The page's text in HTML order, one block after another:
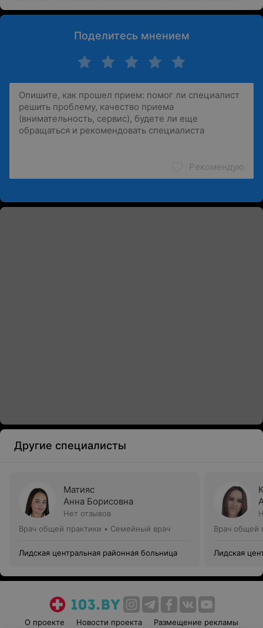
Поделитесь мнением
Рекомендую
Другие специалисты
Матияс
Анна Борисовна
Нет отзывов
Врач общей практики • Семейный врач
Лидская центральная районная больница
Врач общей
Лидская
О проекте Новости проекта Размещение рекламы